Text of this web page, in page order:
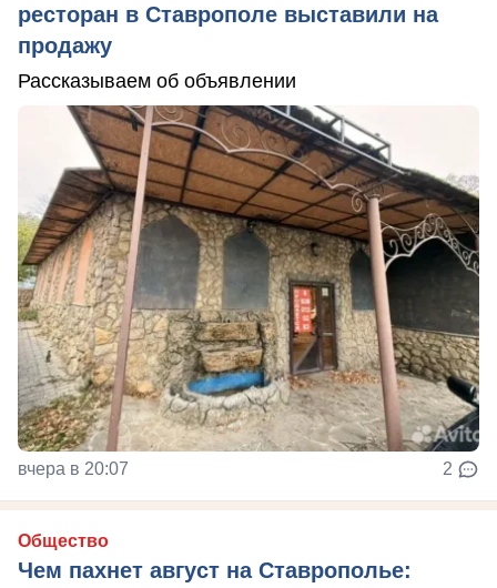
ресторан в Ставрополе выставили на
продажу
Рассказываем об объявлении
вчера в 20:07 2
Общество
Чем пахнет август на Ставрополье: